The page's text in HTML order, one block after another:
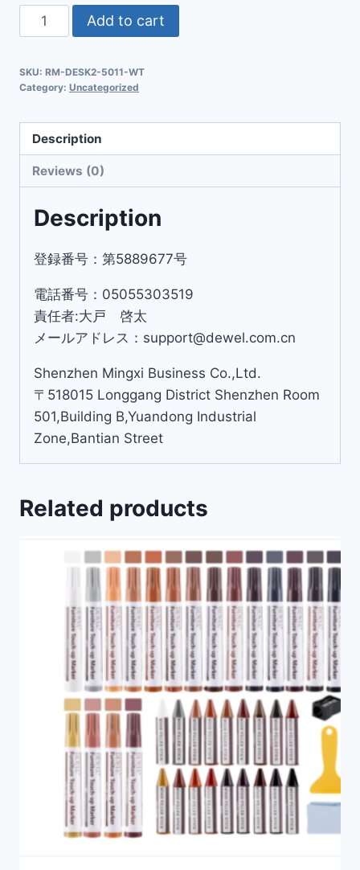
Add to cart
SKU: RM-DESK2-5011-WT
Category: Uncategorized
Description
Reviews (0)
Description
登録番号：第5889677号
電話番号：05055303519
責任者:大戸 啓太
メールアドレス：support@dewel.com.cn
Shenzhen Mingxi Business Co.,Ltd.
〒518015 Longgang District Shenzhen Room
501,Building B,Yuandong Industrial
Zone,Bantian Street
Related products